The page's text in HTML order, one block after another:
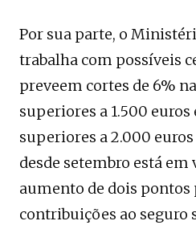
Por sua parte, o
trabalha com possíveis
preveem cortes de 6%
superiores a 1.500 euros
superiores a 2.000
desde setembro está
aumento de dois pontos
contribuições ao seguro